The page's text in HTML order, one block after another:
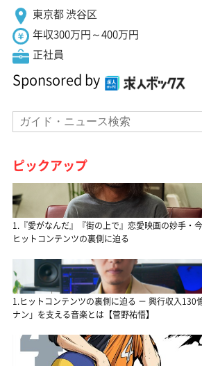
東京都 渋谷区
年収300万円～400万円
正社員
Sponsored by
ピックアップ
1.『愛がなんだ』『街の上で』恋愛映画の妙手・
ヒットコンテンツの裏側に迫る
1.ヒットコンテンツの裏側に迫る － 興行収入130
ナン」を支える音楽とは【菅野祐悟】